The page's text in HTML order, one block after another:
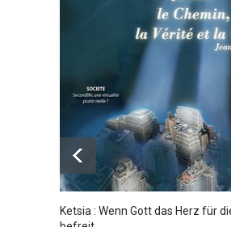
Ketsia : Wenn Gott das Herz für